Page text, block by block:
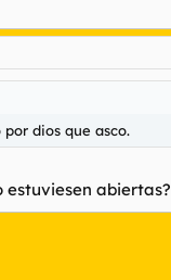
dios que asco.
abiertas?